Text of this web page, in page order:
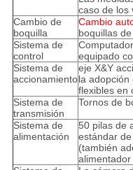
caso de los
Cambio de
boquilla
Cambio
boquillas
Sistema de
control
equipado
Sistema de
accionamiento
eje X&Y
la adopción
flexibles en
Sistema de
transmisión
Tornos de
Sistema de
alimentación
50 pilas de
estándar
(también